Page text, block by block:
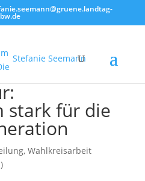
bw.de
Stefanie Seemann
stark für die
, Wahlkreisarbeit